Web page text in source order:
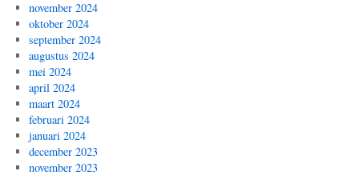
november 2024
oktober 2024
september 2024
augustus 2024
mei 2024
april 2024
maart 2024
februari 2024
januari 2024
december 2023
november 2023